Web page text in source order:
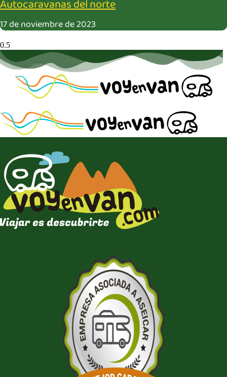
Autocaravanas del norte
17 de noviembre de 2023